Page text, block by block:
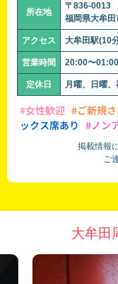
所在地
〒836-0013
福岡県大牟
アクセス 大牟田駅(10
営業時間 20:00〜01:00
定休日 月曜、日曜、
#女性歓迎 #ご新規
ックス席あり #ノン
掲載情報
ご
大牟田